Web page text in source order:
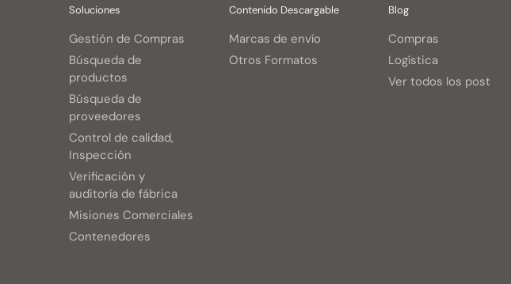
Soluciones
Gestión de Compras
Búsqueda de
productos
Búsqueda de
proveedores
Control de calidad,
Inspección
Verificación y
auditoría de fábrica
Misiones Comerciales
Contenedores
Contenido Descargable
Marcas de envío
Otros Formatos
Blog
Compras
Logística
Ver todos los post